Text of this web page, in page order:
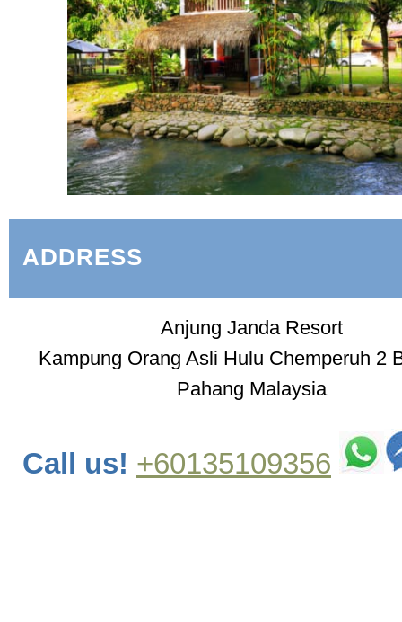
ADDRESS
Anjung Janda Resort
Kampung Orang Asli Hulu Chemperuh 2
Pahang Malaysia
Call us! +60135109356